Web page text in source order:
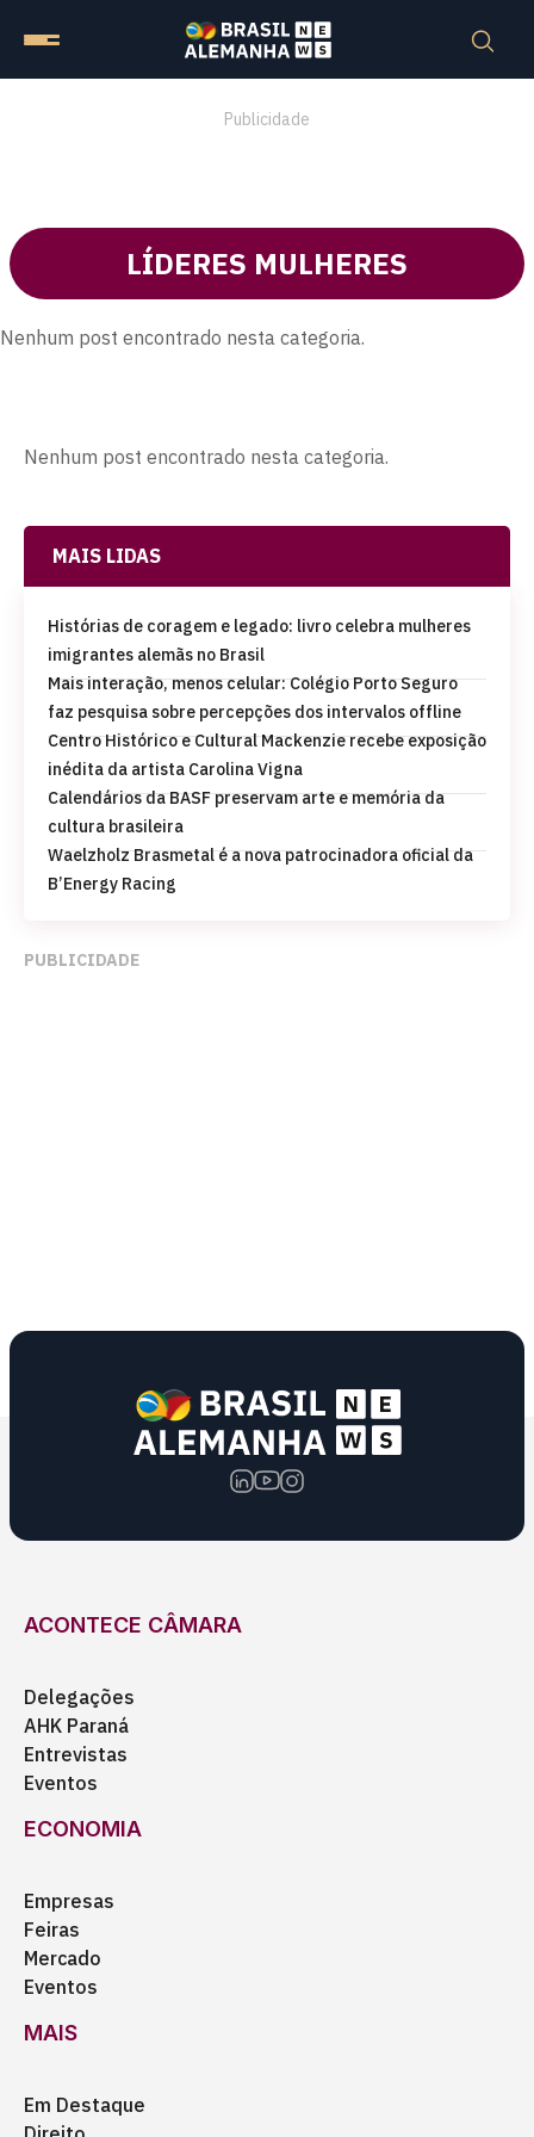
Publicidade
LÍDERES MULHERES
Nenhum post encontrado nesta categoria.
Nenhum post encontrado nesta categoria.
MAIS LIDAS
Histórias de coragem e legado: livro celebra mulheres
imigrantes alemãs no Brasil
Mais interação, menos celular: Colégio Porto Seguro
faz pesquisa sobre percepções dos intervalos offline
Centro Histórico e Cultural Mackenzie recebe exposição
inédita da artista Carolina Vigna
Calendários da BASF preservam arte e memória da
cultura brasileira
Waelzholz Brasmetal é a nova patrocinadora oficial da
B’Energy Racing
PUBLICIDADE
ACONTECE CÂMARA
Delegações
AHK Paraná
Entrevistas
Eventos
ECONOMIA
Empresas
Feiras
Mercado
Eventos
MAIS
Em Destaque